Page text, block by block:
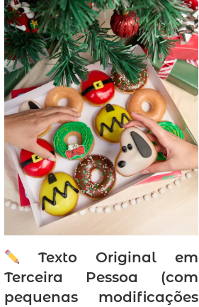
Texto Original em
Terceira Pessoa (com
pequenas modificações